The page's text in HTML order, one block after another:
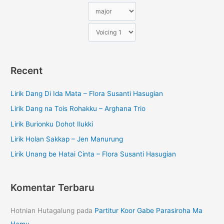
Recent
Lirik Dang Di Ida Mata – Flora Susanti Hasugian
Lirik Dang na Tois Rohakku – Arghana Trio
Lirik Burionku Dohot Ilukki
Lirik Holan Sakkap – Jen Manurung
Lirik Unang be Hatai Cinta – Flora Susanti Hasugian
Komentar Terbaru
Hotnian Hutagalung pada Partitur Koor Gabe Parasiroha Ma